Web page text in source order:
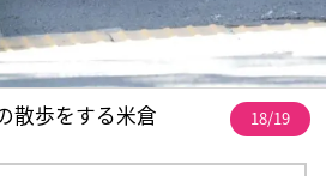
散歩をする米倉 18/19